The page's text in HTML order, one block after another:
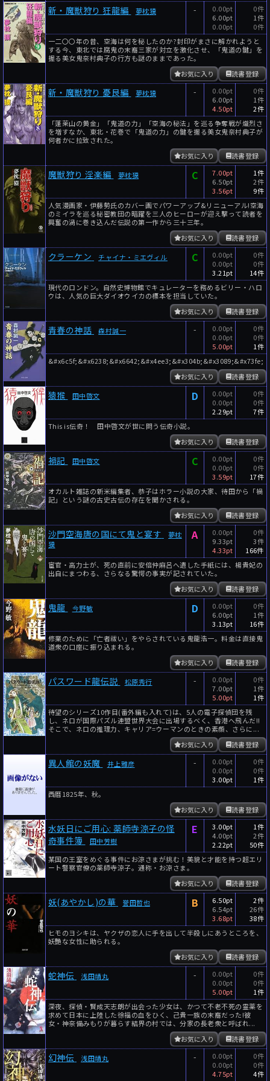
新・魔獣狩り 狂龍編 夢枕獏 -
0.00pt
6.00pt
0.00pt
0件
1件
0件
一二〇〇年の昔、空海は何を秘したのか?封印がまさに解かれようと
する今、東北では腐鬼の末裔三家が対立を激化させ、「鬼道の鍵」を
握る美女鬼奈村典子の行方も謎のままであった。
読書登録
お気に入り
新・魔獣狩り 憂艮編 夢枕獏 -
0.00pt
6.00pt
4.50pt
0件
1件
2件
「蓬莱山の黄金」「鬼道の力」「空海の秘法」を巡る争奪戦が熾烈さ
を増すなか、東北・花巻で「鬼道の力」の鍵を握る美女鬼奈村典子が
何者かに拉致された。
読書登録
お気に入り
魔獣狩り 淫楽編 夢枕獏 C
7.00pt
6.50pt
3.56pt
1件
2件
9件
人気漫画家・伊藤勢氏のカバー画でパワーアップ&リニューアル!空海
のミイラを巡る秘密教団の暗躍を三人のヒーローが迎え撃って読者を
興奮の渦に巻き込んだ伝説の第一作から三十三年。
読書登録
お気に入り
クラーケン チャイナ・ミエヴィル C
0.00pt
0.00pt
3.21pt
0件
0件
14件
現代のロンドン。自然史博物館でキュレーターを務めるビリー・ハロ
ウは、人気の巨大ダイオウイカの標本を担当していた。
読書登録
お気に入り
青春の神話 森村誠一 -
0.00pt
0.00pt
5.00pt
0件
0件
1件
読書登録
お気に入り
猿猴 田中啓文 D
0.00pt
0.00pt
2.29pt
0件
0件
7件
This is伝奇！ 田中啓文が世に問う伝奇小説。
読書登録
お気に入り
禍記 田中啓文 C
0.00pt
0.00pt
3.59pt
0件
0件
17件
オカルト雑誌の新米編集者、恭子はホラー小説の大家、待田から「禍
記」という謎の古史古伝の存在を聞かされる。
読書登録
お気に入り
沙門空海唐の国にて鬼と宴す
夢枕
獏
A
0.00pt
9.33pt
4.33pt
0件
3件
166件
宦官・高力士が、死の直前に安倍仲麻呂へ遺した手紙には、楊貴妃の
出自にまつわる、さらなる驚愕の事実が記されていた。
読書登録
お気に入り
鬼龍 今野敏 D
0.00pt
6.00pt
3.13pt
0件
1件
16件
修業のために「亡者祓い」をやらされている鬼龍浩一。料金は直接鬼
道衆の口座に振り込まれる。
読書登録
お気に入り
パスワード龍伝説 松原秀行 -
0.00pt
7.00pt
5.00pt
0件
1件
1件
待望のシリーズ10作目(番外編も入れて)は、5人の電子探偵団を残
し、ネロが国際パズル連盟世界大会に出場するべく、香港へ飛んだ!!
そこで、ネロの推理力、キャリア=ウーマンのときの素顔、さらに...
読書登録
お気に入り
異人館の妖魔 井上雅彦 -
0.00pt
0.00pt
3.00pt
0件
0件
1件
西暦1825年、秋。
読書登録
お気に入り
水妖日にご用心: 薬師寺涼子の怪
奇事件簿
田中芳樹
E
3.00pt
4.00pt
2.22pt
1件
2件
50件
某国の王室をめぐる事件にお涼さまが挑む！美貌と才能を持つ超エリ
ート警察官僚の薬師寺涼子。通称・お涼さま。
読書登録
お気に入り
妖(あやかし)の華 誉田哲也 B
6.50pt
6.54pt
3.68pt
2件
26件
38件
ヒモのヨシキは、ヤクザの恋人に手を出して半殺しにあうところを、
妖艶な女性に助られる。
読書登録
お気に入り
蛇神伝 浅田靖丸 -
0.00pt
0.00pt
5.00pt
0件
0件
1件
深夜、探偵・賢成天志朗が出会った少女は、かつて不老不死の霊薬を
求めて日本に上陸した徐福の血をひく、己貴一族の末裔だった!彼
女・神奈備みもりが暮らす結界の村では、分家の長老衆と呼ばれ...
読書登録
お気に入り
幻神伝 浅田靖丸 -
0.00pt
0.00pt
4.75pt
0件
0件
4件